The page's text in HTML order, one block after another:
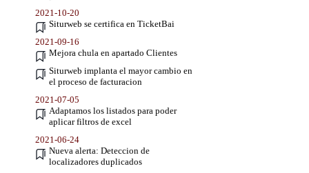
2021-10-20
Siturweb se certifica en TicketBai
2021-09-16
Mejora chula en apartado Clientes
Siturweb implanta el mayor cambio en
el proceso de facturacion
2021-07-05
Adaptamos los listados para poder
aplicar filtros de excel
2021-06-24
Nueva alerta: Deteccion de
localizadores duplicados